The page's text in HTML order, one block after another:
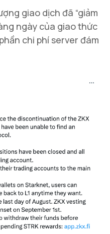
giao dịch đã “giảm
ngày của giao thức
chi phí server đám